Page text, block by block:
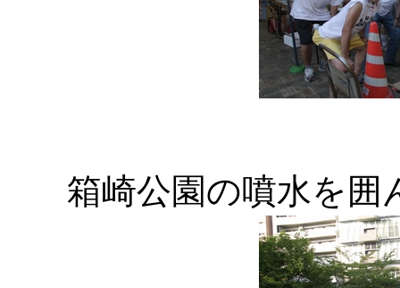
箱崎公園の噴水を囲